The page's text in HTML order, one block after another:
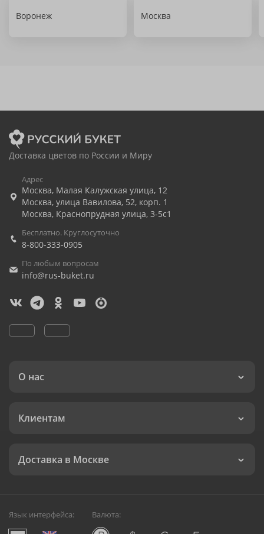
Воронеж Москва
Доставка цветов по России и Миру
Адрес
Москва, Малая Калужская улица, 12
Москва, улица Вавилова, 52, корп. 1
Москва, Краснопрудная улица, 3-5с1
Бесплатно. Круглосуточно
8-800-333-0905
По любым вопросам
info@rus-buket.ru
О нас
Клиентам
Доставка в Москве
Язык интерфейса: Валюта: